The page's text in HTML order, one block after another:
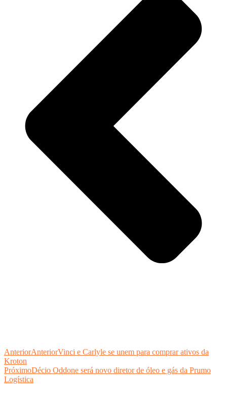
AnteriorAnteriorVinci e Carlyle se unem para comprar ativos da
Kroton
PróximoDécio Oddone será novo diretor de óleo e gás da Prumo
Logística